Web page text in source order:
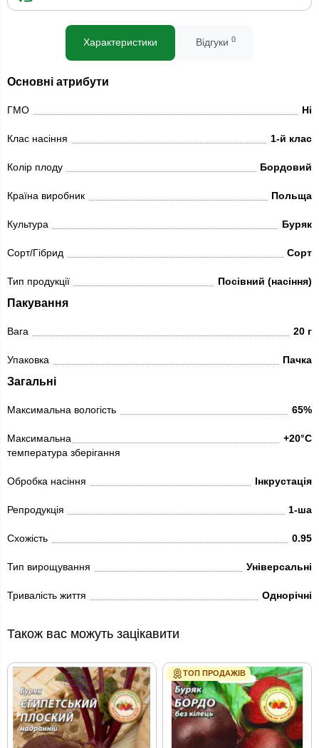
Характеристики Відгуки 0
Основні атрибути
ГМО Ні
Клас насіння 1-й клас
Колір плоду Бордовий
Країна виробник Польща
Культура Буряк
Сорт/Гібрид Сорт
Тип продукції Посівний (насіння)
Пакування
Вага 20 г
Упаковка Пачка
Загальні
Максимальна вологість 65%
Максимальна
температура зберігання
+20°C
Обробка насіння Інкрустація
Репродукція 1-ша
Схожість 0.95
Тип вирощування Універсальні
Тривалість життя Однорічні
Також вас можуть зацікавити
ТОП ПРОДАЖІВ